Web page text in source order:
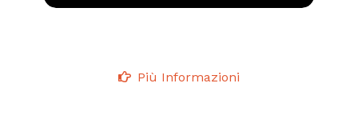
Più Informazioni